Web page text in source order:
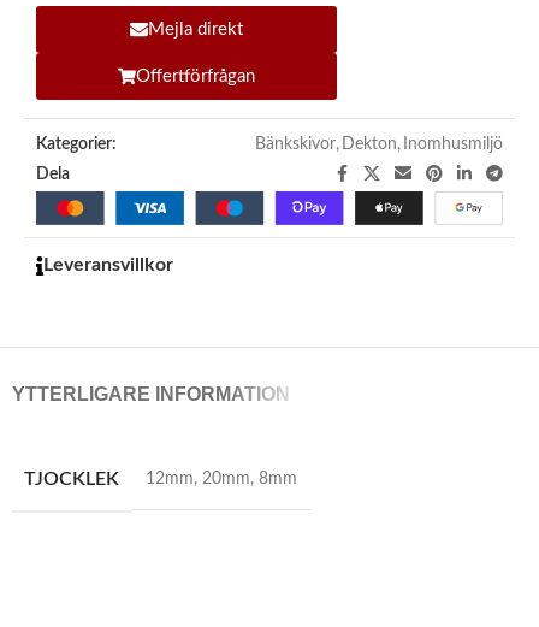
Mejla direkt
Offertförfrågan
Kategorier: Bänkskivor, Dekton, Inomhusmiljö
Dela
Leveransvillkor
YTTERLIGARE INFORMATION
TJOCKLEK 12mm, 20mm, 8mm